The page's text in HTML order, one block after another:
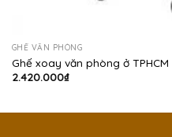
GHẾ VĂN PHÒNG
Ghế xoay văn phòng ở TPHCM
2.420.000₫